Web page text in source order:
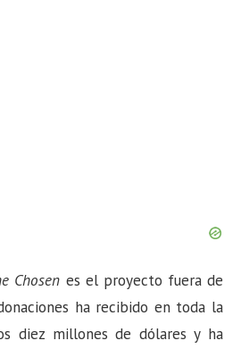
Chosen es el proyecto fuera de
ha recibido en toda la
diez millones de dólares y ha